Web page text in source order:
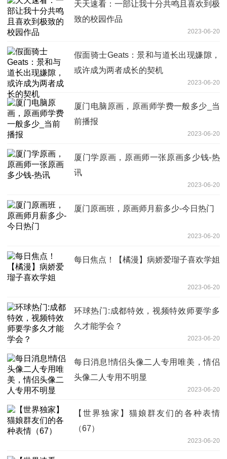
天天速看：一部让我十分共鸣且喜欢到极
致的校园作品
2023-06-20
假面骑士Geats：景和与道长出现嫌隙，
或许成为两者成长的契机
2023-06-20
厦门电脑原画，原画师学费一般多少_当
前播报
2023-06-20
厦门学原画，原画师一张原画多少钱-热
讯
2023-06-20
厦门原画班，原画师月薪多少-今日热门
2023-06-20
每日焦点！【橘漫】病娇爱瑠子喜欢学姐
2023-06-20
环球热门:成都特效，视频特效师要学多
久才能学会？
2023-06-20
每日消息!情侣头像二人专用唯美，情侣
头像二人专用不明显
2023-06-20
【世界独家】猫娘群友们的各种表情
（67）
2023-06-20